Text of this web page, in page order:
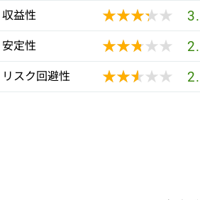
収益性 ★★★★★
★★★★★
安定性 ★★★★★
★★★★★
リスク回避性 ★★★★★
★★★★★